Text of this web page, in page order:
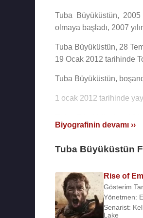
Tuba Büyüküstün, 2005
olmaya başladı, 2007
Tuba Büyüküstün, 28
19 Ocak 2012 tarihinde
Tuba Büyüküstün,
1 ocak 2012 tarihinde
Aytaç Arman ,Nebahat
2015yılında Iraklı
Canan Ergüder'de bu
2015yılında
Onur Saylak,Tuba
Biyografinin devamı ››
Tuba Büyüküstün
Rise of
Gösterim
Yönetmen:
Senarist:
Lake